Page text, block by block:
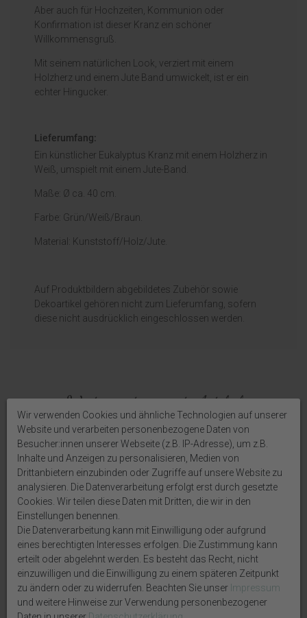
Aber auch für Hochzeiten, Kommunion oder
Konfirmation ist dieser Kranz ein schöner
Willkommensgruß.
Mit seinem natürlichen Look, verziert mit einem
Holzherz und einem Jute Band umwickelt, ist er ein
echter Hingucker.
Lieferumfang:
Ein künstlicher Eukalyptus Kranz mit einem Holzherz in
Weiß, umspielt mit einem Jute-Band.
Maße: Ø ca. 40 cm.
Farbe: Grün/Weiß/Braun.
Material: Kunststoff/Holz/Jute.
Auf Produktbildern abgebildetes Zubehör sowie
Dekoartikel gehören nicht zum Lieferumfang, sofern
diese nicht ausdrücklich eingeschlossen werden.
Weitere interessante Artikel
Anhänger Herz Eukalyptus
Geschenkanhänger
Namensschild Blätter Blumen
Hochzeit 20 Stück GREENERY
Anhänger Geschenkanhänger
Rund Hochzeit Schön dass du
da bist Eukalyptus Blätterkranz
Gastgeschenk 25 Stück
Wir verwenden Cookies und ähnliche Technologien auf unserer
Website und verarbeiten personenbezogene Daten von
Besucher:innen unserer Webseite (z.B. IP-Adresse), um z.B.
Inhalte und Anzeigen zu personalisieren, Medien von
Drittanbietern einzubinden oder Zugriffe auf unsere Website zu
analysieren. Die Datenverarbeitung erfolgt erst durch gesetzte
Cookies. Wir teilen diese Daten mit Dritten, die wir in den
Einstellungen benennen.
Die Datenverarbeitung kann mit Einwilligung oder aufgrund
eines berechtigten Interesses erfolgen. Die Zustimmung kann
erteilt oder abgelehnt werden. Es besteht das Recht, nicht
einzuwilligen und die Einwilligung zu einem späteren Zeitpunkt
zu ändern oder zu widerrufen. Beachten Sie unser Impressum
und weitere Hinweise zur Verwendung personenbezogener